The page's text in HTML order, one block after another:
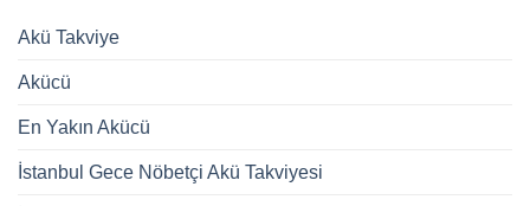
Akü Takviye
Akücü
En Yakın Akücü
İstanbul Gece Nöbetçi Akü Takviyesi